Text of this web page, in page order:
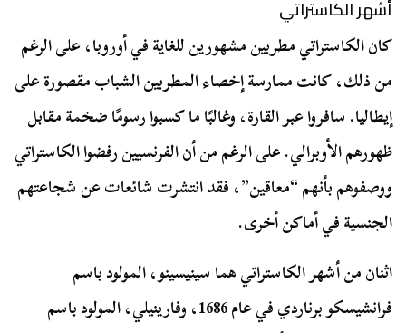
أشهر الكاستراتي
كان الكاستراتي مطربين مشهورين للغاية في أوروبا، على الرغم
من ذلك، كانت ممارسة إخصاء المطربين الشباب مقصورة على
إيطاليا. سافروا عبر القارة، وغالبًا ما كسبوا رسومًا ضخمة مقابل
ظهورهم الأوبرالي. على الرغم من أن الفرنسيين رفضوا الكاستراتي
ووصفوهم بأنهم “معاقين”، فقد انتشرت شائعات عن شجاعتهم
الجنسية في أماكن أخرى.
اثنان من أشهر الكاستراتي هما سينيسينو، المولود باسم
فرانشيسكو برناردي في عام 1686، وفارينيلي، المولود باسم